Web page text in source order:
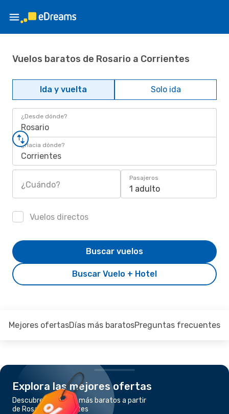
Vuelos baratos de Rosario a Corrientes
Ida y vuelta Solo ida
¿Desde dónde?
Rosario
¿Hacia dónde?
Corrientes
¿Cuándo?
Pasajeros
1 adulto
Vuelos directos
Buscar Vuelo + Hotel
Buscar vuelos
Mejores ofertasDías más baratosPreguntas frecuentes
Explora las mejores ofertas
Descubre los vuelos más baratos a partir
de Rosario a Corrientes